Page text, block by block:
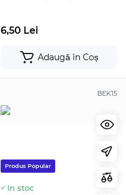
6,50 Lei
Adaugă în Coș
BEK15
Produs Popular
In stoc